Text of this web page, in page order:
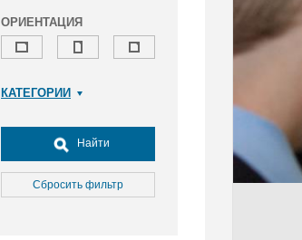
ОРИЕНТАЦИЯ
КАТЕГОРИИ
Досуг, туризм и отдых
Культура
Медицина
Найти
Сбросить фильтр